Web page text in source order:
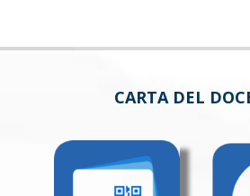
CARTA DEL